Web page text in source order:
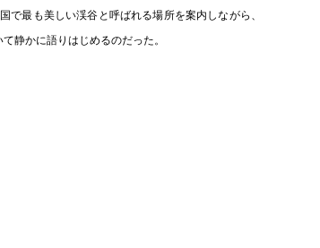
最も美しい渓谷と呼ばれる場所を案内しながら、
静かに語りはじめるのだった。